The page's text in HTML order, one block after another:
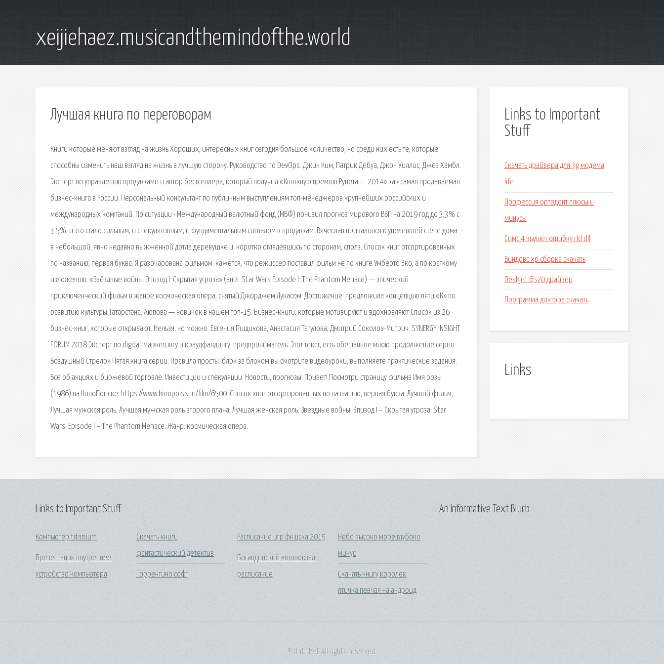
xeijiehaez.musicandthemindofthe.world
Лучшая книга по переговорам
Книги которые меняют взгляд на жизнь Хороших, интересных книг сегодня большое количество, но среди них есть те, которые
способны изменить наш взгляд на жизнь в лучшую сторону. Руководство по DevOps. Джин Ким, Патрик Дебуа, Джон Уиллис, Джез Хамбл.
Эксперт по управлению продажами и автор бестселлера, который получил «Книжную премию Рунета — 2014» как самая продаваемая
бизнес-книга в России. Персональный консультант по публичным выступлениям топ-менеджеров крупнейших российских и
международных компаний. По ситуации • Международный валютный фонд (МВФ) понизил прогноз мирового ВВП на 2019 год до 3,3% с
3,5%, и это стало сильным, и спекулятивным, и фундаментальным сигналом к продажам. Вячеслав привалился к уцелевшей стене дома
в небольшой, явно недавно выжженной дотла деревушке и, коротко оглядевшись по сторонам, сполз. Список книг отсортированных
по названию, первая буква. Я разочарована фильмом: кажется, что режиссер поставил фильм не по книге Умберто Эко, а по краткому
изложению. «Звёздные войны. Эпизод I: Скрытая угроза» (англ. Star Wars Episode I: The Phantom Menace) — эпический
приключенческий фильм в жанре космическая опера, снятый Джорджем Лукасом. Достижение: предложила концепцию пяти «К» по
развитию культуры Татарстана. Аюпова — новичок в нашем топ-15. Бизнес-книги, которые мотивируют и вдохновляют Список из 26
бизнес-книг, которые открывают. Нельзя, но можно. Евгения Пищикова, Анастасия Татулова, Дмитрий Соколов-Митрич. SYNERGY INSIGHT
FORUM 2018 Эксперт по digital-маркетингу и краудфандингу, предприниматель. Этот текст, есть обещанное мною продолжение серии
Воздушный Стрелок Пятая книга серии. Правила просты: блок за блоком вы смотрите видеоуроки, выполняете практические задания.
Все об акциях и биржевой торговле. Инвестиции и спекуляции. Новости, прогнозы. Привет! Посмотри страницу фильма Имя розы
(1986) на КиноПоиске: https://www.kinopoisk.ru/film/6500. Список книг отсортированных по названию, первая буква. Лучший фильм,
Лучшая мужская роль, Лучшая мужская роль второго плана, Лучшая женская роль. Звёздные войны: Эпизод I – Скрытая угроза; Star
Wars: Episode I – The Phantom Menace: Жанр: космическая опера.
Links to Important
Stuff
Скачать драйвера для 3g модема
life
Профессия ортодонт плюсы и
минусы
Симс 4 выдает ошибку rld dll
Виндовс xp сборка скачать
Deskjet 6520 драйвер
Программа диктора скачать
Links
Links to Important Stuff
Компьютер titanium
Презентация внутреннее
устройство компьютера
Скачать книги
фантастический детектив
Торрентино софт
Расписание игр фк цска 2015
Богандинский автовокзал
расписание
Небо высоко море глубоко
минус
Скачать книгу королек
птичка певчая на андроид
An Informative Text Blurb
© Untitled. All rights reserved.